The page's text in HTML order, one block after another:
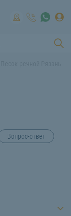
Вопрос-ответ